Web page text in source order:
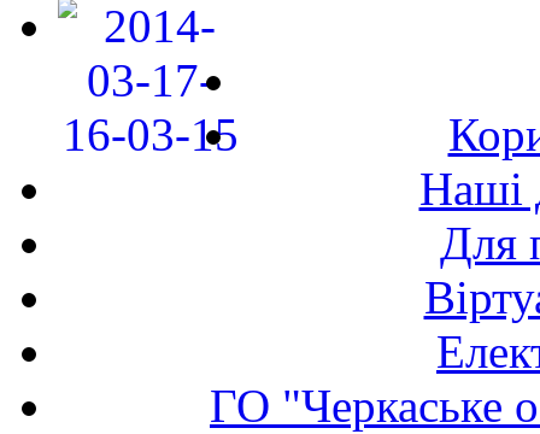
Наші
Для
ГО "Черкаське